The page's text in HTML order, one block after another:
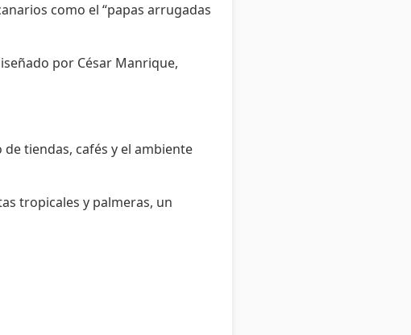
como el “papas arrugadas
por César Manrique,
tiendas, cafés y el ambiente
tropicales y palmeras, un